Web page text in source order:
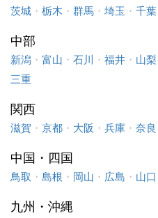
茨城 ・ 栃木 ・ 群馬 ・ 埼玉 ・ 千葉
中部
新潟 ・ 富山 ・ 石川 ・ 福井 ・ 山梨
三重
関西
滋賀 ・ 京都 ・ 大阪 ・ 兵庫 ・ 奈良
中国・四国
鳥取 ・ 島根 ・ 岡山 ・ 広島 ・ 山口
九州・沖縄